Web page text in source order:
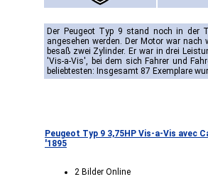
Der Peugeot Typ 9 stand noch in der
angesehen werden. Der Motor war nach
besaß zwei Zylinder. Er war in drei
'Vis-a-Vis', bei dem sich Fahrer und
beliebtesten: Insgesamt 87 Exemplare
Peugeot Typ 9 3,75HP Vis-a-Vis avec
'1895
2 Bilder Online